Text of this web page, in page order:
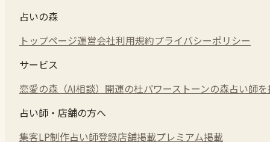
占いの森
トップページ運営会社利用規約プライバシーポリシー
サービス
恋愛の森（AI相談） 開運の杜パワーストーンの森占い師
占い師・店舗の方へ
集客LP制作占い師登録店舗掲載プレミアム掲載